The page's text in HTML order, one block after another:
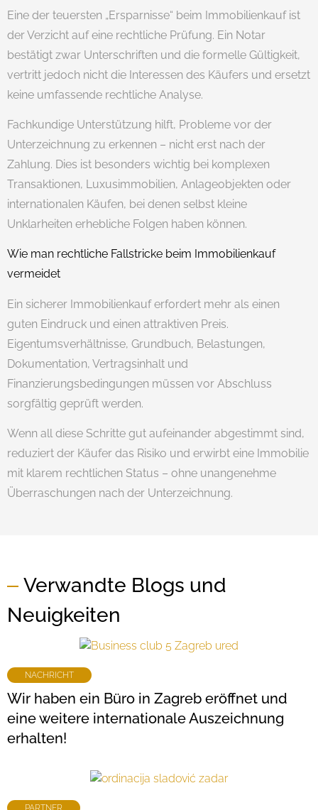
Eine der teuersten „Ersparnisse“ beim Immobilienkauf ist
der Verzicht auf eine rechtliche Prüfung. Ein Notar
bestätigt zwar Unterschriften und die formelle Gültigkeit,
vertritt jedoch nicht die Interessen des Käufers und ersetzt
keine umfassende rechtliche Analyse.
Fachkundige Unterstützung hilft, Probleme vor der
Unterzeichnung zu erkennen – nicht erst nach der
Zahlung. Dies ist besonders wichtig bei komplexen
Transaktionen, Luxusimmobilien, Anlageobjekten oder
internationalen Käufen, bei denen selbst kleine
Unklarheiten erhebliche Folgen haben können.
Wie man rechtliche Fallstricke beim Immobilienkauf
vermeidet
Ein sicherer Immobilienkauf erfordert mehr als einen
guten Eindruck und einen attraktiven Preis.
Eigentumsverhältnisse, Grundbuch, Belastungen,
Dokumentation, Vertragsinhalt und
Finanzierungsbedingungen müssen vor Abschluss
sorgfältig geprüft werden.
Wenn all diese Schritte gut aufeinander abgestimmt sind,
reduziert der Käufer das Risiko und erwirbt eine Immobilie
mit klarem rechtlichen Status – ohne unangenehme
Überraschungen nach der Unterzeichnung.
Verwandte Blogs und
Neuigkeiten
NACHRICHT
Wir haben ein Büro in Zagreb eröffnet und
eine weitere internationale Auszeichnung
erhalten!